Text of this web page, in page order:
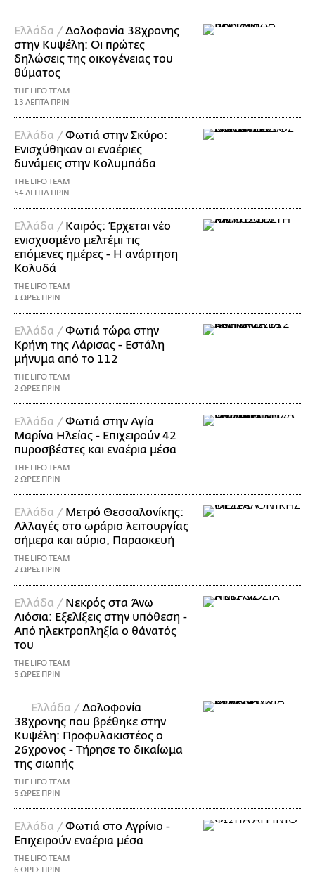
Ελλάδα /Δολοφονία 38χρονης
στην Κυψέλη: Οι πρώτες
δηλώσεις της οικογένειας του
θύματος
THE LIFO TEAM
13 ΛΕΠΤΑ ΠΡΙΝ
Ελλάδα /Φωτιά στην Σκύρο:
Ενισχύθηκαν οι εναέριες
δυνάμεις στην Κολυμπάδα
THE LIFO TEAM
54 ΛΕΠΤΑ ΠΡΙΝ
Ελλάδα / Καιρός: Έρχεται νέο
ενισχυσμένο μελτέμι τις
επόμενες ημέρες - Η ανάρτηση
Κολυδά
THE LIFO TEAM
1 ΩΡΕΣ ΠΡΙΝ
Ελλάδα /Φωτιά τώρα στην
Κρήνη της Λάρισας - Εστάλη
μήνυμα από το 112
THE LIFO TEAM
2 ΩΡΕΣ ΠΡΙΝ
Ελλάδα /Φωτιά στην Αγία
Μαρίνα Ηλείας - Επιχειρούν 42
πυροσβέστες και εναέρια μέσα
THE LIFO TEAM
2 ΩΡΕΣ ΠΡΙΝ
Ελλάδα / Μετρό Θεσσαλονίκης:
Αλλαγές στο ωράριο λειτουργίας
σήμερα και αύριο, Παρασκευή
THE LIFO TEAM
2 ΩΡΕΣ ΠΡΙΝ
Ελλάδα / Νεκρός στα Άνω
Λιόσια: Εξελίξεις στην υπόθεση -
Από ηλεκτροπληξία ο θάνατός
του
THE LIFO TEAM
5 ΩΡΕΣ ΠΡΙΝ
Ελλάδα /Δολοφονία
38χρονης που βρέθηκε στην
Κυψέλη: Προφυλακιστέος ο
26χρονος - Τήρησε το δικαίωμα
της σιωπής
THE LIFO TEAM
5 ΩΡΕΣ ΠΡΙΝ
Ελλάδα /Φωτιά στο Αγρίνιο -
Επιχειρούν εναέρια μέσα
THE LIFO TEAM
6 ΩΡΕΣ ΠΡΙΝ